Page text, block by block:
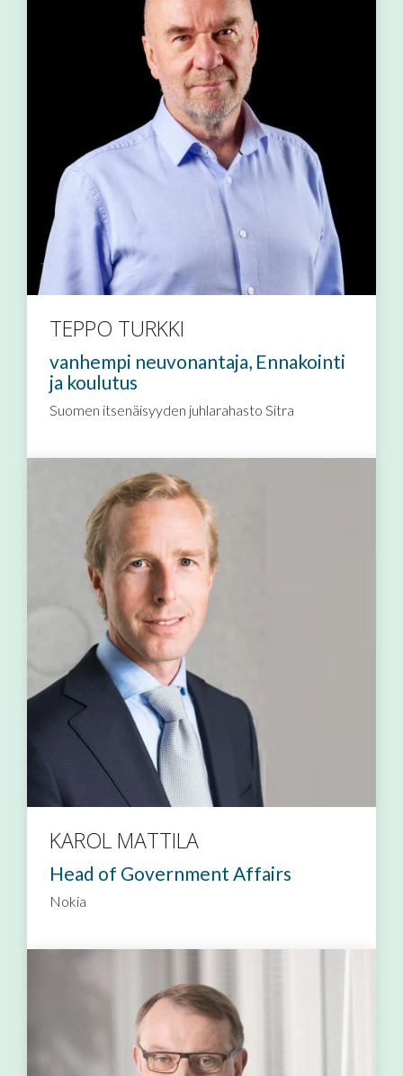
TEPPO TURKKI
vanhempi neuvonantaja, Ennakointi
ja koulutus
Suomen itsenäisyyden juhlarahasto Sitra
KAROL MATTILA
Head of Government Affairs
Nokia